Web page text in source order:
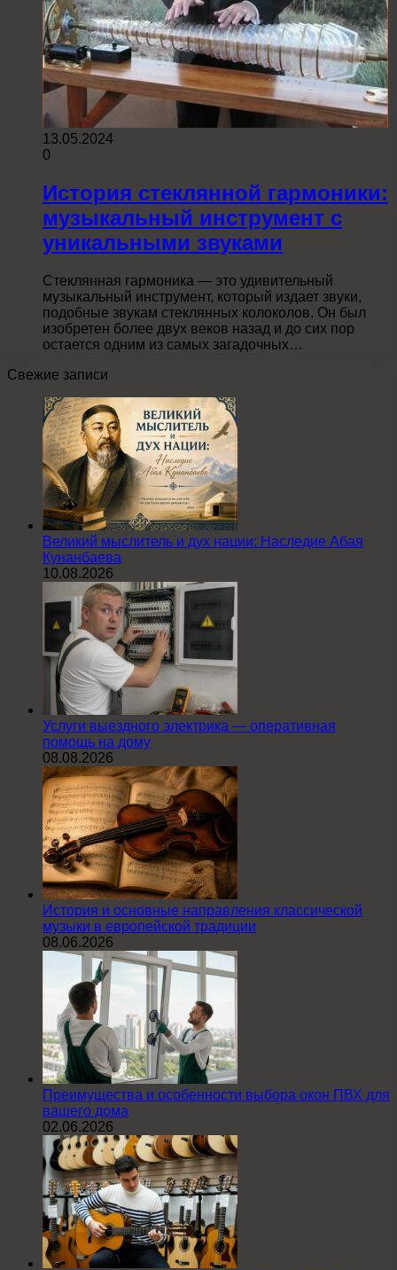
13.05.2024
0
История стеклянной гармоники:
музыкальный инструмент с
уникальными звуками
Стеклянная гармоника — это удивительный
музыкальный инструмент, который издает звуки,
подобные звукам стеклянных колоколов. Он был
изобретен более двух веков назад и до сих пор
остается одним из самых загадочных…
Свежие записи
Великий мыслитель и дух нации: Наследие Абая
Кунанбаева
10.08.2026
Услуги выездного электрика — оперативная
помощь на дому
08.08.2026
История и основные направления классической
музыки в европейской традиции
08.06.2026
Преимущества и особенности выбора окон ПВХ для
вашего дома
02.06.2026